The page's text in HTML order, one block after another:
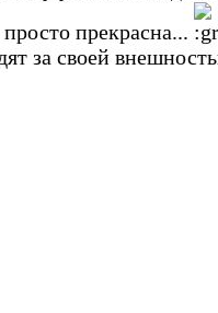
прекрасна...
за своей